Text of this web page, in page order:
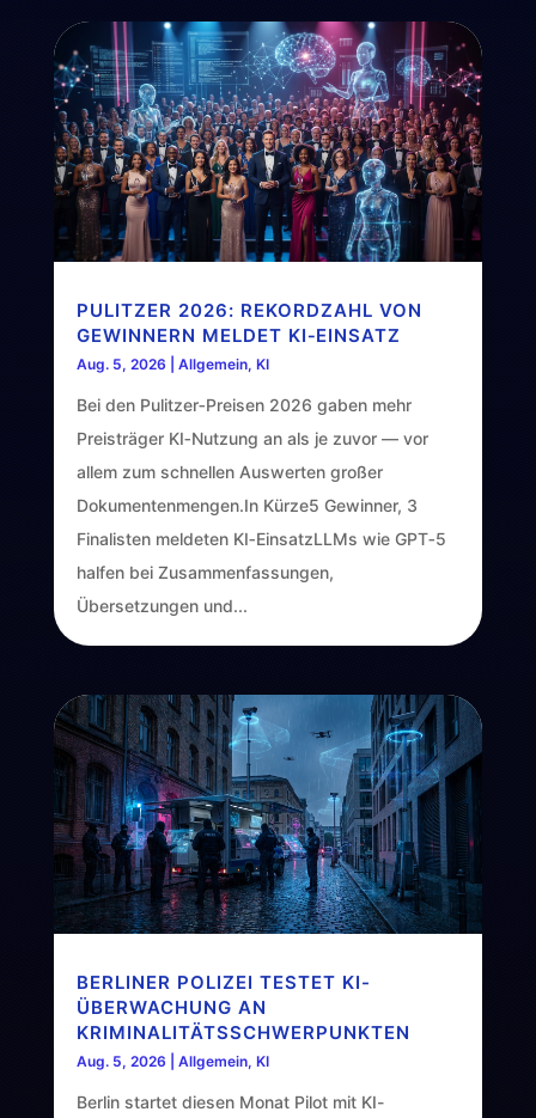
PULITZER 2026: REKORDZAHL VON
GEWINNERN MELDET KI‑EINSATZ
Aug. 5, 2026 Allgemein, KI
Bei den Pulitzer‑Preisen 2026 gaben mehr
Preisträger KI‑Nutzung an als je zuvor — vor
allem zum schnellen Auswerten großer
Dokumentenmengen.In Kürze5 Gewinner, 3
Finalisten meldeten KI‑EinsatzLLMs wie GPT‑5
halfen bei Zusammenfassungen,
Übersetzungen und...
BERLINER POLIZEI TESTET KI-
ÜBERWACHUNG AN
KRIMINALITÄTSSCHWERPUNKTEN
Aug. 5, 2026 Allgemein, KI
Berlin startet diesen Monat Pilot mit KI-